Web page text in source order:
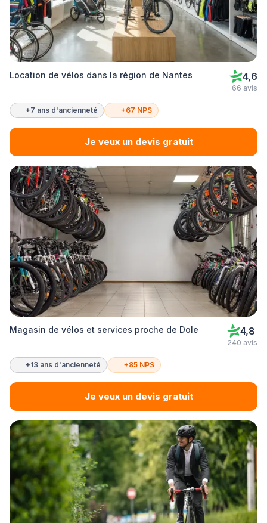
Location de vélos dans la région de Nantes 4,6
66 avis
+7 ans d'ancienneté +67 NPS
Je veux un devis gratuit
Magasin de vélos et services proche de Dole 4,8
240 avis
+13 ans d'ancienneté +85 NPS
Je veux un devis gratuit